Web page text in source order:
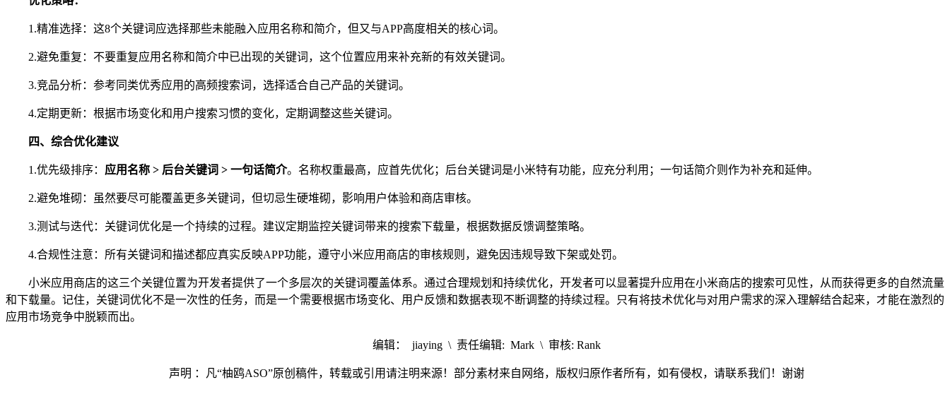
1.精准选择：这8个关键词应选择那些未能融入应用名称和简介，但又与APP高度相关的核心词。
2.避免重复：不要重复应用名称和简介中已出现的关键词，这个位置应用来补充新的有效关键词。
3.竞品分析：参考同类优秀应用的高频搜索词，选择适合自己产品的关键词。
4.定期更新：根据市场变化和用户搜索习惯的变化，定期调整这些关键词。
四、 综合优化建议
1.优先级排序： 应用名称 > 后台关键词 > 一句话简介。名称权重最高，应首先优化；后台关键词是小米特有功能，应充分利用；一句话简介则作为补充和延伸。
2.避免堆砌：虽然要尽可能覆盖更多关键词，但切忌生硬堆砌，影响用户体验和商店审核。
3.测试与迭代：关键词优化是一个持续的过程。建议定期监控关键词带来的搜索下载量，根据数据反馈调整策略。
4.合规性注意：所有关键词和描述都应真实反映APP功能，遵守小米应用商店的审核规则，避免因违规导致下架或处罚。
小米应用商店的这三个关键位置为开发者提供了一个多层次的关键词覆盖体系。通过合理规划和持续优化，开发者可以显著提升应用在小米商店的搜索可见性，从而获得更多的自然流量
和下载量。记住，关键词优化不是一次性的任务，而是一个需要根据市场变化、用户反馈和数据表现不断调整的持续过程。只有将技术优化与对用户需求的深入理解结合起来，才能在激烈的
应用市场竞争中脱颖而出。
编辑： jiaying \ 责任编辑: Mark \ 审核: Rank
声明 ：凡“柚鸥ASO”原创稿件，转载或引用请注明来源！部分素材来自网络，版权归原作者所有，如有侵权，请联系我们！谢谢